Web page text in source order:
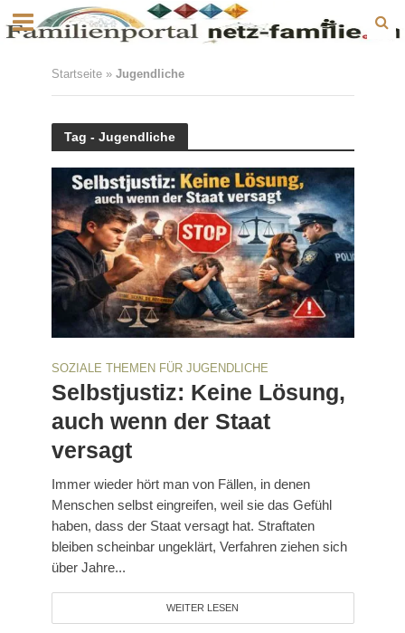
Startseite» Jugendliche
Tag - Jugendliche
SOZIALE THEMEN FÜR JUGENDLICHE
Selbstjustiz: Keine Lösung,
auch wenn der Staat
versagt
Immer wieder hört man von Fällen, in denen
Menschen selbst eingreifen, weil sie das Gefühl
haben, dass der Staat versagt hat. Straftaten
bleiben scheinbar ungeklärt, Verfahren ziehen sich
über Jahre...
WEITER LESEN